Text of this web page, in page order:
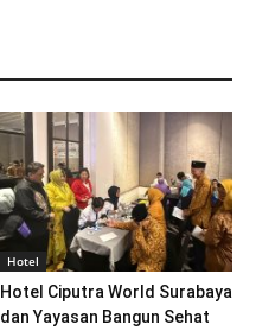
Hotel
Hotel Ciputra World Surabaya
dan Yayasan Bangun Sehat